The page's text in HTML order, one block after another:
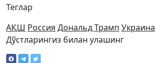
Теглар
АҚШ Россия Дональд Трамп Украина
Дўстларингиз билан улашинг